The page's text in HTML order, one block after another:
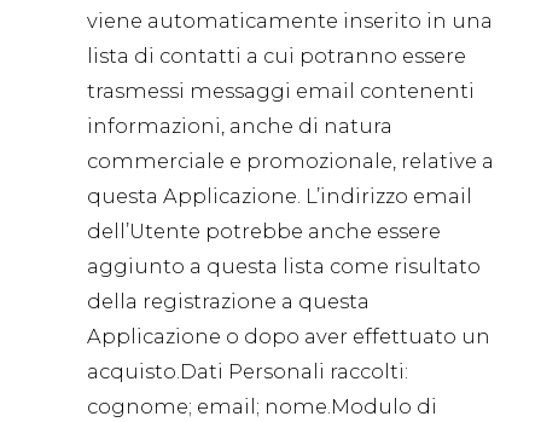
viene automaticamente inserito in una
lista di contatti a cui potranno essere
trasmessi messaggi email contenenti
informazioni, anche di natura
commerciale e promozionale, relative a
questa Applicazione. L’indirizzo email
dell’Utente potrebbe anche essere
aggiunto a questa lista come risultato
della registrazione a questa
Applicazione o dopo aver effettuato un
acquisto.Dati Personali raccolti:
cognome; email; nome.Modulo di